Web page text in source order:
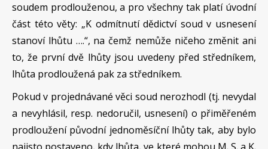
soudem prodlouženou, a pro všechny tak platí úvodní
část této věty: „K odmítnutí dědictví soud v usnesení
stanoví lhůtu ….“, na čemž nemůže ničeho změnit ani
to, že první dvě lhůty jsou uvedeny před středníkem,
lhůta prodloužená pak za středníkem.
Pokud v projednávané věci soud nerozhodl (tj. nevydal
a nevyhlásil, resp. nedoručil, usnesení) o přiměřeném
prodloužení původní jednoměsíční lhůty tak, aby bylo